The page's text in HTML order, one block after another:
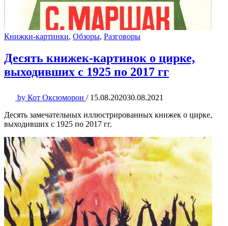
Книжки-картинки, Обзоры, Разговоры
Десять книжек-картинок о цирке,
выходивших с 1925 по 2017 гг
by Кот Оксюморон / 15.08.202030.08.2021
Десять замечательных иллюстрированных книжек о цирке,
выходивших с 1925 по 2017 гг.